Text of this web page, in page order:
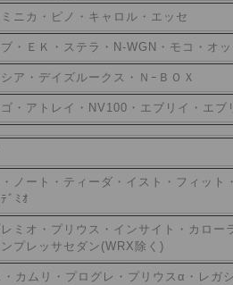
ニカ・ピノ・キャロル・エッセ
・ＥＫ・ステラ・N-WGN・モコ・オ
ア・デイズルークス・ＮｰＢＯＸ
・アトレイ・NV100・エブリイ・エ
ノート・ティーダ・イスト・フィット
ﾃﾞﾐｵ
ミオ・プリウス・インサイト・カロー
プレッサセダン(WRX除く)
カムリ・プログレ・プリウスα・レガ